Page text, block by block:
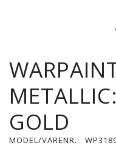
GOLD
MODEL/VARENR.: